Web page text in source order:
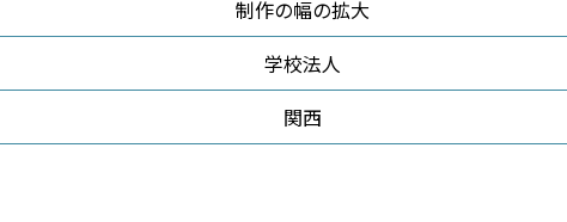
制作の幅の拡大
学校法人
関西